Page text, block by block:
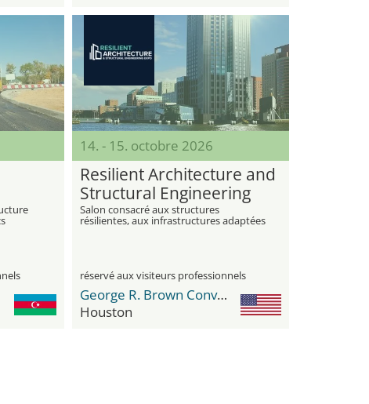
14. - 15. octobre 2026
Resilient Architecture and
Structural Engineering
Expo
Salon consacré aux structures
résilientes, aux infrastructures adaptées
au climat et aux solutions d'ingénierie
réservé aux visiteurs professionnels
George R. Brown Convention Center
Houston